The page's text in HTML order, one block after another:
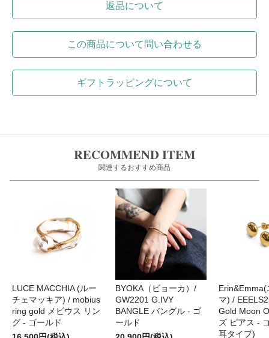
返品について
この商品について問い合わせる
ギフトラッピングについて
RECOMMEND ITEM
関連するおすすめ商品
LUCE MACCHIA (ルー
チェマッキア) / mobius
ring gold メビウス リン
グ - ゴールド
BYOKA（ビョーカ）/
GW2201 G.IVY
BANGLE バングル - ゴ
ールド
マ) /
Gold Moon
ズ ピアス -
耳タイプ)